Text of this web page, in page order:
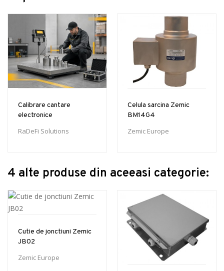
Calibrare cantare
electronice
RaDeFi Solutions
Celula sarcina Zemic
BM14G4
Zemic Europe
4 alte produse din aceeasi categorie:
Cutie de jonctiuni Zemic
JB02
Zemic Europe